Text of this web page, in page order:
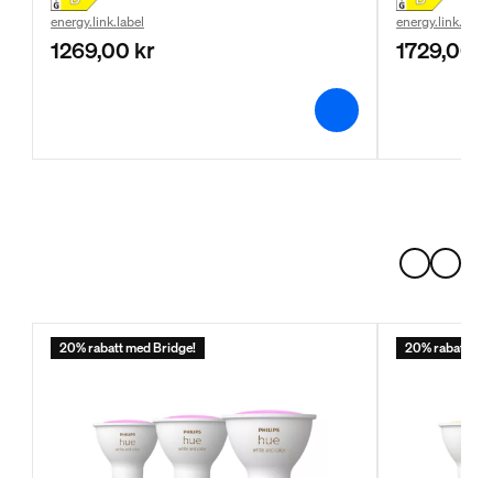
energy.link.label
1269,00 kr
energy.link.label
1729,00
20% rabatt med Bridge! 20% rabatt